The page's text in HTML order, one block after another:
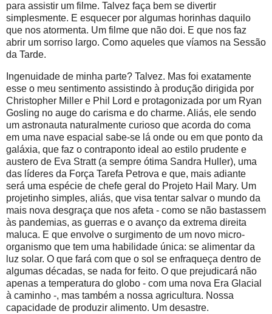
para assistir um filme. Talvez faça bem se divertir
simplesmente. E esquecer por algumas horinhas daquilo
que nos atormenta. Um filme que não doi. E que nos faz
abrir um sorriso largo. Como aqueles que víamos na Sessão
da Tarde.
Ingenuidade de minha parte? Talvez. Mas foi exatamente
esse o meu sentimento assistindo à produção dirigida por
Christopher Miller e Phil Lord e protagonizada por um Ryan
Gosling no auge do carisma e do charme. Aliás, ele sendo
um astronauta naturalmente curioso que acorda do coma
em uma nave espacial sabe-se lá onde ou em que ponto da
galáxia, que faz o contraponto ideal ao estilo prudente e
austero de Eva Stratt (a sempre ótima Sandra Huller), uma
das líderes da Força Tarefa Petrova e que, mais adiante
será uma espécie de chefe geral do Projeto Hail Mary. Um
projetinho simples, aliás, que visa tentar salvar o mundo da
mais nova desgraça que nos afeta - como se não bastassem
às pandemias, as guerras e o avanço da extrema direita
maluca. E que envolve o surgimento de um novo micro-
organismo que tem uma habilidade única: se alimentar da
luz solar. O que fará com que o sol se enfraqueça dentro de
algumas décadas, se nada for feito. O que prejudicará não
apenas a temperatura do globo - com uma nova Era Glacial
à caminho -, mas também a nossa agricultura. Nossa
capacidade de produzir alimento. Um desastre.